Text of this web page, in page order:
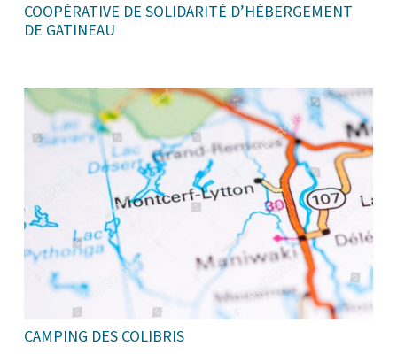
COOPÉRATIVE DE SOLIDARITÉ D’HÉBERGEMENT
DE GATINEAU
CAMPING DES COLIBRIS